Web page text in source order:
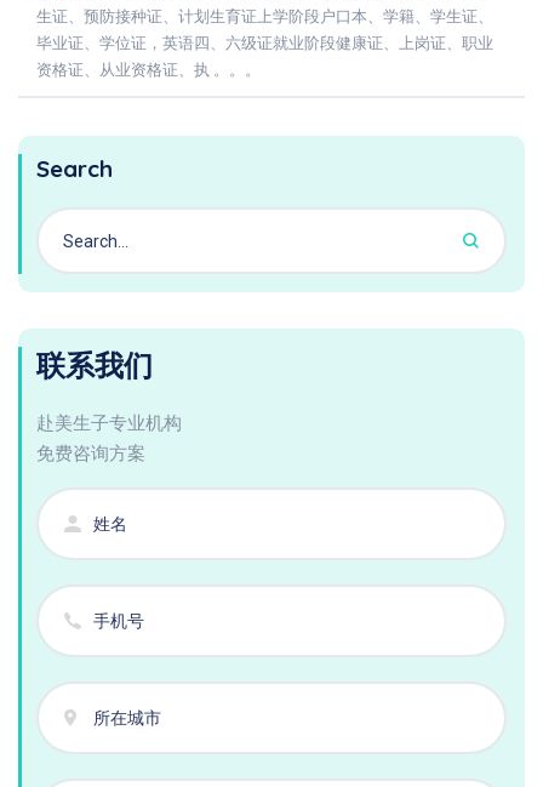
生证、预防接种证、计划生育证上学阶段户口本、学籍、学生证、
毕业证、学位证，英语四、六级证就业阶段健康证、上岗证、职业
资格证、从业资格证、执 。。。
Search
联系我们
赴美生子专业机构
免费咨询方案